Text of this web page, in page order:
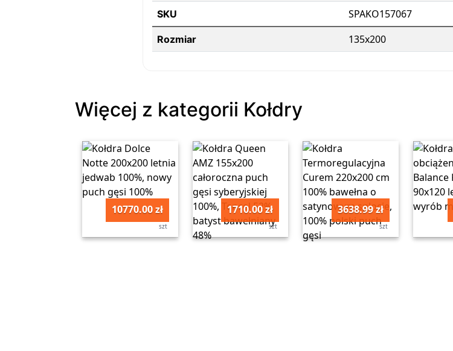
SKU SPAKO157067
Rozmiar 135x200
Więcej z kategorii Kołdry
10770.00 zł
szt
1710.00 zł
szt
3638.99 zł
szt